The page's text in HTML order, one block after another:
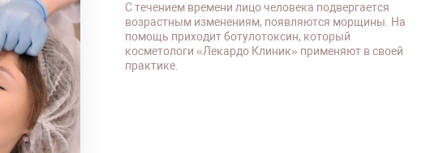
С течением времени лицо человека подвергается
возрастным изменениям, появляются морщины. На
помощь приходит ботулотоксин, который
косметологи «Лекардо Клиник» применяют в своей
практике.